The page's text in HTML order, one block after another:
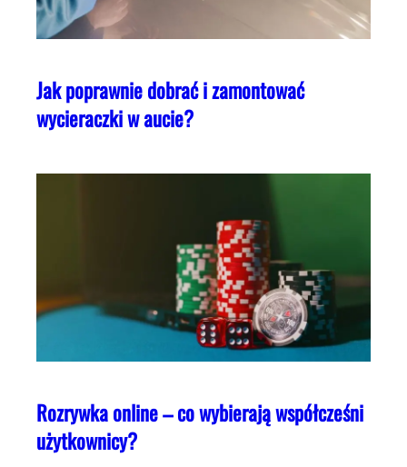
Jak poprawnie dobrać i zamontować
wycieraczki w aucie?
Rozrywka online – co wybierają współcześni
użytkownicy?